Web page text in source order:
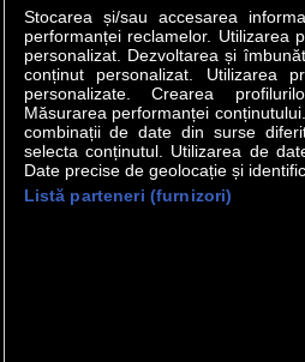
Stocarea și/sau accesarea
performanței reclamelor. Utilizarea
personalizat. Dezvoltarea și
conținut personalizat. Utilizarea
personalizate. Crearea
Măsurarea performanței
combinații de date din surse
selecta conținutul. Utilizarea de
Date precise de geolocație și
Listă parteneri (furnizori)